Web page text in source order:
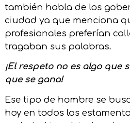
también habla de los
ciudad ya que menciona
profesionales preferían
tragaban sus palabras.
¡El respeto no es algo que
que se gana!
Ese tipo de hombre se
hoy en todos los